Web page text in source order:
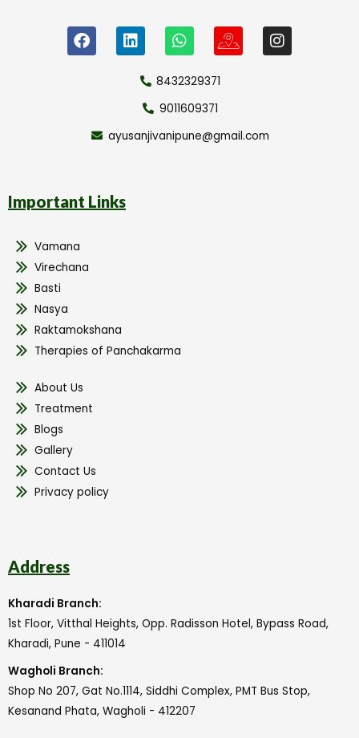
8432329371
9011609371
ayusanjivanipune@gmail.com
Important Links
Vamana
Virechana
Basti
Nasya
Raktamokshana
Therapies of Panchakarma
About Us
Treatment
Blogs
Gallery
Contact Us
Privacy policy
Address
Kharadi Branch:
1st Floor, Vitthal Heights, Opp. Radisson Hotel, Bypass Road,
Kharadi, Pune - 411014
Wagholi Branch:
Shop No 207, Gat No.1114, Siddhi Complex, PMT Bus Stop,
Kesanand Phata, Wagholi - 412207